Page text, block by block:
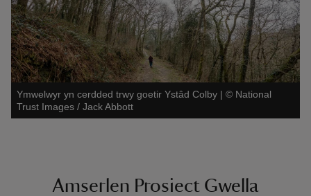
Ymwelwyr yn cerdded trwy goetir Ystâd Colby | © National
Trust Images / Jack Abbott
Amserlen Prosiect Gwella